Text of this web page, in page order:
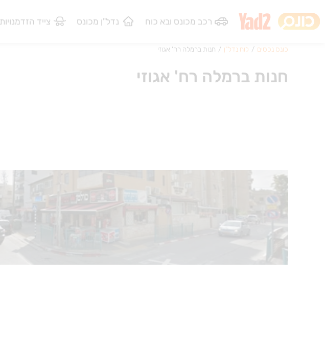
רכב מכונס ובא כוח נדל"ן מכונס צייד הזדמנויות
כונס נכסים / לוח נדל"ן / חנות ברמלה רח' אגוזי
חנות ברמלה רח' אגוזי